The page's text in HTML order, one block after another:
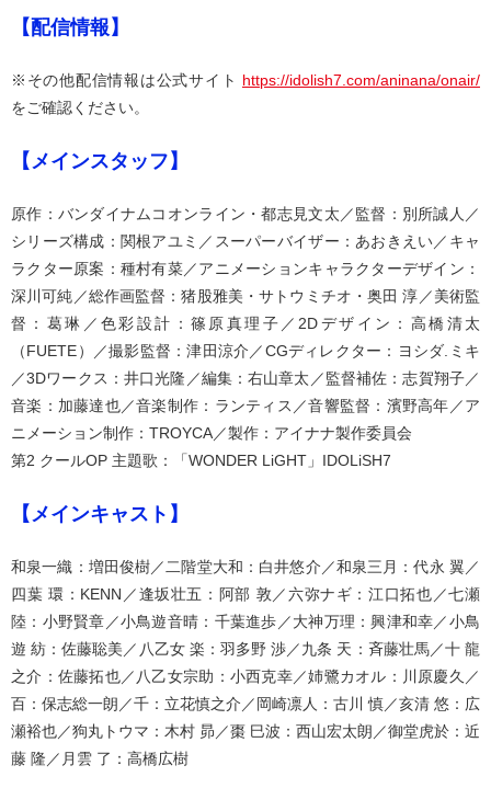
【配信情報】
※その他配信情報は公式サイト https://idolish7.com/aninana/onair/
をご確認ください。
【メインスタッフ】
原作：バンダイナムコオンライン・都志見文太／監督：別所誠人／
シリーズ構成：関根アユミ／スーパーバイザー：あおきえい／キャ
ラクター原案：種村有菜／アニメーションキャラクターデザイン：
深川可純／総作画監督：猪股雅美・サトウミチオ・奥田 淳／美術監
督：葛琳／色彩設計：篠原真理子／2Dデザイン：高橋清太
（FUETE）／撮影監督：津田涼介／CGディレクター：ヨシダ.ミキ
／3Dワークス：井口光隆／編集：右山章太／監督補佐：志賀翔子／
音楽：加藤達也／音楽制作：ランティス／音響監督：濱野高年／ア
ニメーション制作：TROYCA／製作：アイナナ製作委員会
第2 クールOP 主題歌：「WONDER LiGHT」IDOLiSH7
【メインキャスト】
和泉一織：増田俊樹／二階堂大和：白井悠介／和泉三月：代永 翼／
四葉 環：KENN／逢坂壮五：阿部 敦／六弥ナギ：江口拓也／七瀬
陸：小野賢章／小鳥遊音晴：千葉進歩／大神万理：興津和幸／小鳥
遊 紡：佐藤聡美／八乙女 楽：羽多野 渉／九条 天：斉藤壮馬／十 龍
之介：佐藤拓也／八乙女宗助：小西克幸／姉鷺カオル：川原慶久／
百：保志総一朗／千：立花慎之介／岡崎凛人：古川 慎／亥清 悠：広
瀬裕也／狗丸トウマ：木村 昴／棗 巳波：西山宏太朗／御堂虎於：近
藤 隆／月雲 了：高橋広樹